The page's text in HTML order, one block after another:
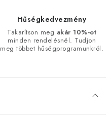
Hűségkedvezmény
Takarítson meg akár 10%-ot
minden rendelésnél. Tudjon
meg többet hűségprogramunkról.